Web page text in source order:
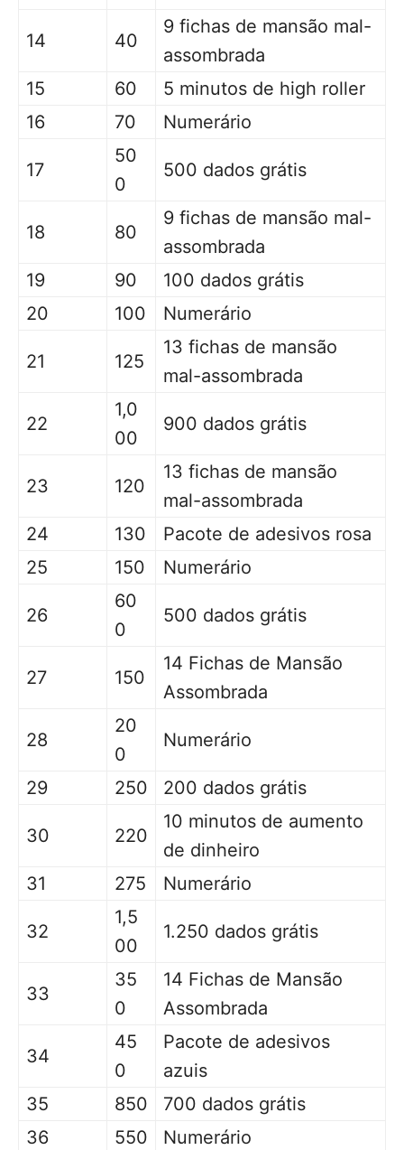
14 40
9 fichas de mansão mal-
assombrada
15
60
5 minutos de high roller
16
70 Numerário
17
50
0
500 dados grátis
18 80
9 fichas de mansão mal-
assombrada
19
90
100 dados grátis
20
100 Numerário
21 125
13 fichas de mansão
mal-assombrada
22
1,0
00
900 dados grátis
23 120
13 fichas de mansão
mal-assombrada
24
130
Pacote de adesivos rosa
25
150 Numerário
26
60
0
500 dados grátis
27 150
14 Fichas de Mansão
Assombrada
28
20
0
Numerário
29 250 200 dados grátis
30 220
10 minutos de aumento
de dinheiro
31
275 Numerário
32
1,5
00
1.250 dados grátis
33
35
0
14 Fichas de Mansão
Assombrada
34
45
0
Pacote de adesivos
azuis
35
850
700 dados grátis
36
550 Numerário